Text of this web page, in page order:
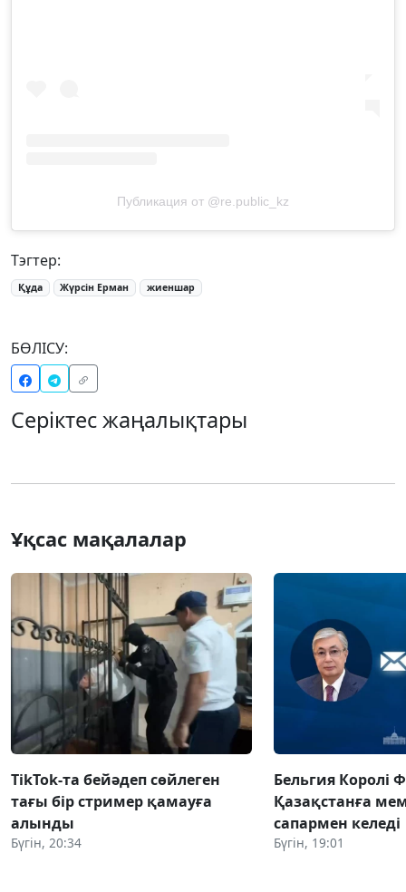
Публикация от @re.public_kz
Тэгтер:
Құда Жүрсін Ерман жиеншар
БӨЛІСУ:
Серіктес жаңалықтары
Ұқсас мақалалар
TikTok-та бейәдеп сөйлеген
тағы бір стример қамауға
алынды
Бүгін, 20:34
Бельгия Королі
Қазақстанға
сапармен келеді
Бүгін, 19:01